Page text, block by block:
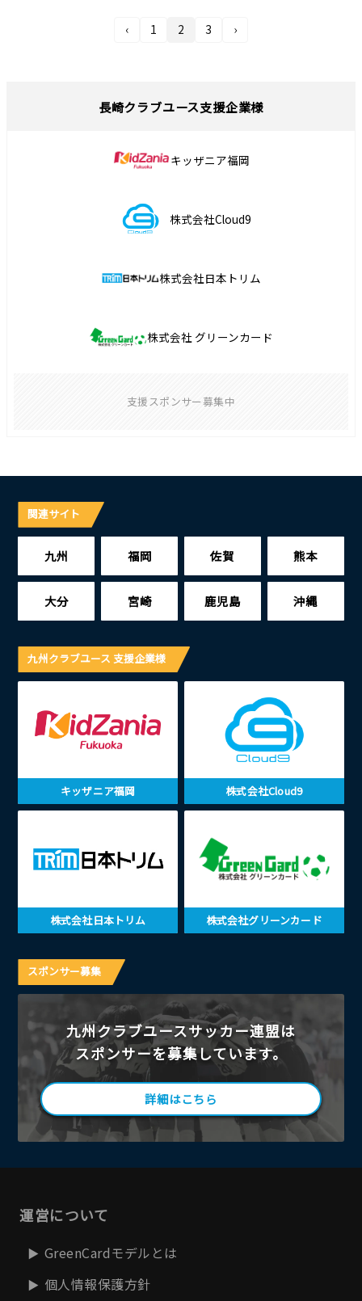
‹ 1 2 3 ›
長崎クラブユース支援企業様
キッザニア福岡
株式会社Cloud9
株式会社日本トリム
株式会社 グリーンカード
支援スポンサー募集中
関連サイト
九州 福岡 佐賀 熊本
大分 宮崎 鹿児島 沖縄
九州クラブユース 支援企業様
キッザニア福岡 株式会社Cloud9
株式会社日本トリム 株式会社グリーンカード
スポンサー募集
九州クラブユースサッカー連盟は
スポンサーを募集しています。
詳細はこちら
運営について
GreenCardモデルとは
個人情報保護方針